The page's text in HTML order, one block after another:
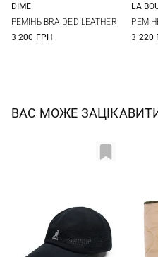
DIME
РЕМІНЬ BRAIDED LEATHER
3 200 ГРН
LA
3 220
ВАС МОЖЕ